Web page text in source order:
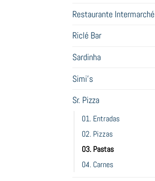
Restaurante Intermarché
Riclé Bar
Sardinha
Simi's
Sr. Pizza
01. Entradas
02. Pizzas
03. Pastas
04. Carnes